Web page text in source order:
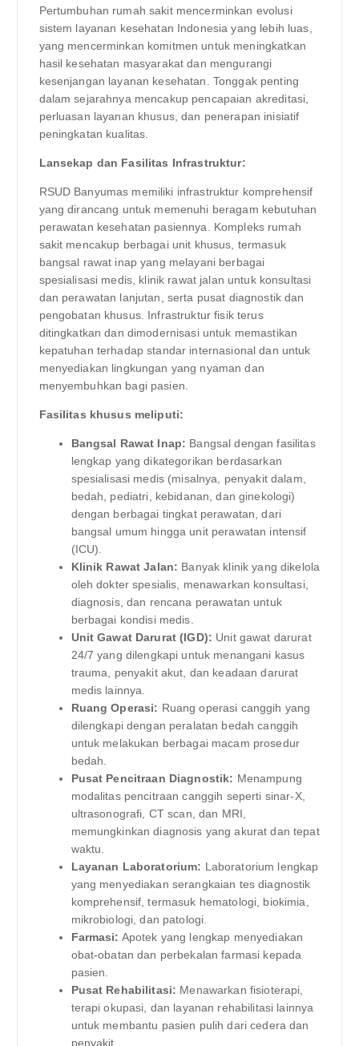
Pertumbuhan rumah sakit mencerminkan evolusi
sistem layanan kesehatan Indonesia yang lebih luas,
yang mencerminkan komitmen untuk meningkatkan
hasil kesehatan masyarakat dan mengurangi
kesenjangan layanan kesehatan. Tonggak penting
dalam sejarahnya mencakup pencapaian akreditasi,
perluasan layanan khusus, dan penerapan inisiatif
peningkatan kualitas.
Lansekap dan Fasilitas Infrastruktur:
RSUD Banyumas memiliki infrastruktur komprehensif
yang dirancang untuk memenuhi beragam kebutuhan
perawatan kesehatan pasiennya. Kompleks rumah
sakit mencakup berbagai unit khusus, termasuk
bangsal rawat inap yang melayani berbagai
spesialisasi medis, klinik rawat jalan untuk konsultasi
dan perawatan lanjutan, serta pusat diagnostik dan
pengobatan khusus. Infrastruktur fisik terus
ditingkatkan dan dimodernisasi untuk memastikan
kepatuhan terhadap standar internasional dan untuk
menyediakan lingkungan yang nyaman dan
menyembuhkan bagi pasien.
Fasilitas khusus meliputi:
Bangsal Rawat Inap: Bangsal dengan fasilitas
lengkap yang dikategorikan berdasarkan
spesialisasi medis (misalnya, penyakit dalam,
bedah, pediatri, kebidanan, dan ginekologi)
dengan berbagai tingkat perawatan, dari
bangsal umum hingga unit perawatan intensif
(ICU).
Klinik Rawat Jalan: Banyak klinik yang dikelola
oleh dokter spesialis, menawarkan konsultasi,
diagnosis, dan rencana perawatan untuk
berbagai kondisi medis.
Unit Gawat Darurat (IGD): Unit gawat darurat
24/7 yang dilengkapi untuk menangani kasus
trauma, penyakit akut, dan keadaan darurat
medis lainnya.
Ruang Operasi: Ruang operasi canggih yang
dilengkapi dengan peralatan bedah canggih
untuk melakukan berbagai macam prosedur
bedah.
Pusat Pencitraan Diagnostik: Menampung
modalitas pencitraan canggih seperti sinar-X,
ultrasonografi, CT scan, dan MRI,
memungkinkan diagnosis yang akurat dan tepat
waktu.
Layanan Laboratorium: Laboratorium lengkap
yang menyediakan serangkaian tes diagnostik
komprehensif, termasuk hematologi, biokimia,
mikrobiologi, dan patologi.
Farmasi: Apotek yang lengkap menyediakan
obat-obatan dan perbekalan farmasi kepada
pasien.
Pusat Rehabilitasi: Menawarkan fisioterapi,
terapi okupasi, dan layanan rehabilitasi lainnya
untuk membantu pasien pulih dari cedera dan
penyakit.